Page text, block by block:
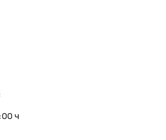
создавать уют и гармонию в вашем
ч